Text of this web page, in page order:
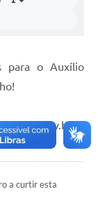
para o Auxílio
a curtir esta